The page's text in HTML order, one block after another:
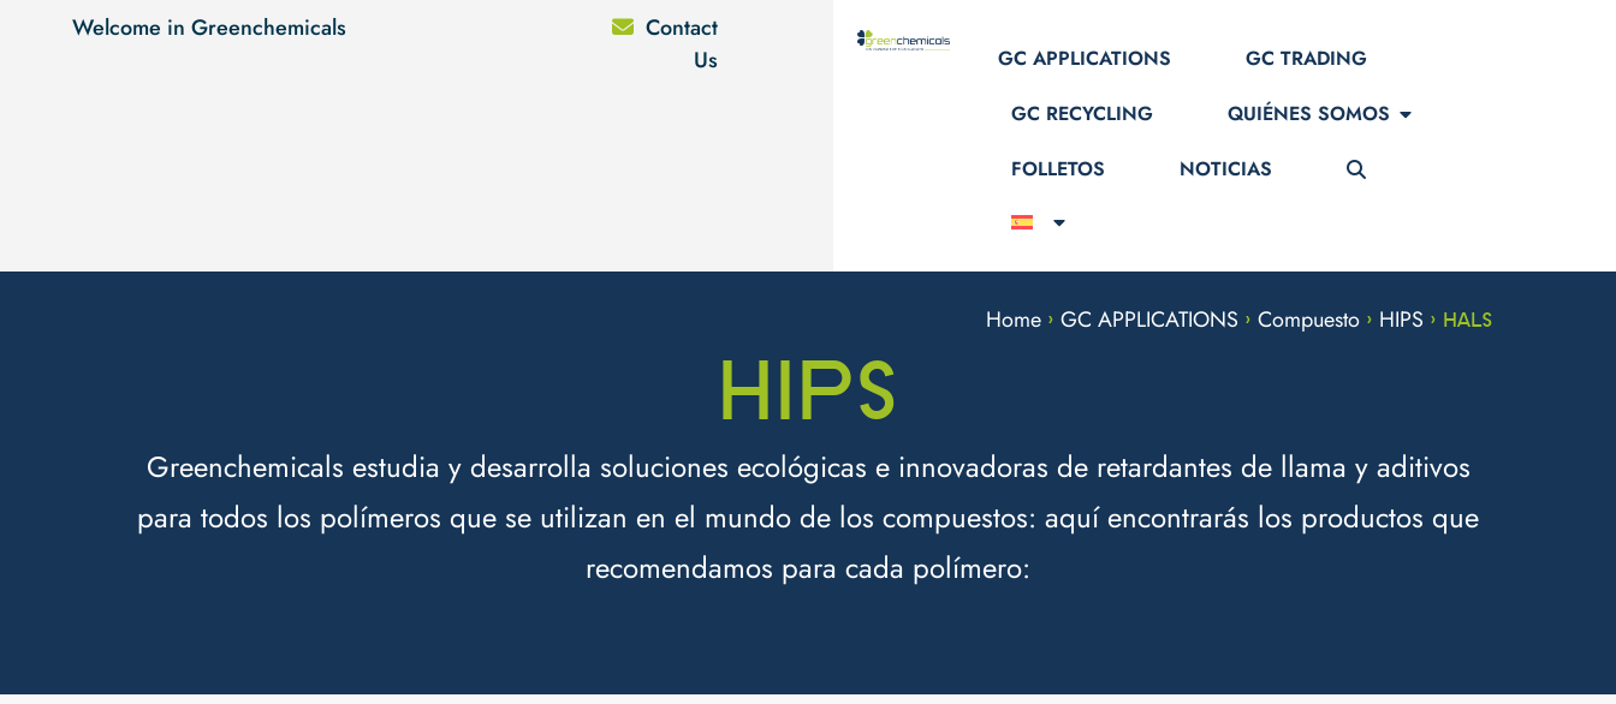
Welcome in Greenchemicals
Contact
Us
GC APPLICATIONS
GC TRADING
GC RECYCLING
QUIÉNES SOMOS
FOLLETOS
NOTICIAS
Home > GC APPLICATIONS > Compuesto > HIPS > HALS
HIPS
Greenchemicals estudia y desarrolla soluciones ecológicas e innovadoras de retardantes de llama y aditivos
para todos los polímeros que se utilizan en el mundo de los compuestos: aquí encontrarás los productos que
recomendamos para cada polímero: